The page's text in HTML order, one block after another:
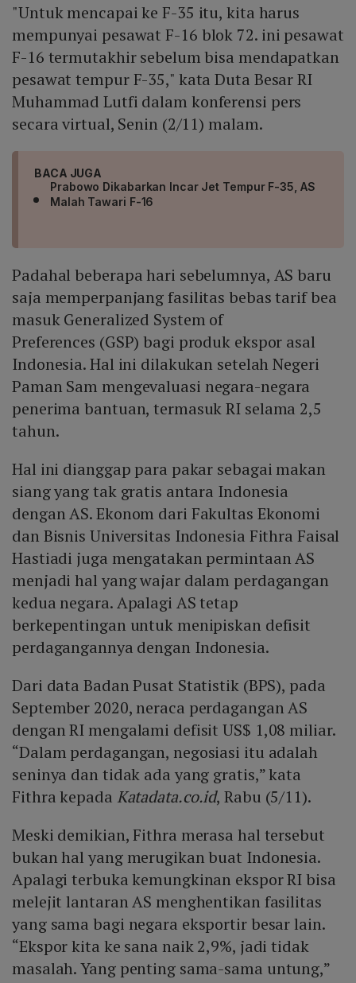
"Untuk mencapai ke F-35 itu, kita harus
mempunyai pesawat F-16 blok 72. ini pesawat
F-16 termutakhir sebelum bisa mendapatkan
pesawat tempur F-35," kata Duta Besar RI
Muhammad Lutfi dalam konferensi pers
secara virtual, Senin (2/11) malam.
BACA JUGA
Prabowo Dikabarkan Incar Jet Tempur F-35, AS
Malah Tawari F-16
Padahal beberapa hari sebelumnya, AS baru
saja memperpanjang fasilitas bebas tarif bea
masuk Generalized System of
Preferences (GSP) bagi produk ekspor asal
Indonesia. Hal ini dilakukan setelah Negeri
Paman Sam mengevaluasi negara-negara
penerima bantuan, termasuk RI selama 2,5
tahun.
Hal ini dianggap para pakar sebagai makan
siang yang tak gratis antara Indonesia
dengan AS. Ekonom dari Fakultas Ekonomi
dan Bisnis Universitas Indonesia Fithra Faisal
Hastiadi juga mengatakan permintaan AS
menjadi hal yang wajar dalam perdagangan
kedua negara. Apalagi AS tetap
berkepentingan untuk menipiskan defisit
perdagangannya dengan Indonesia.
Dari data Badan Pusat Statistik (BPS), pada
September 2020, neraca perdagangan AS
dengan RI mengalami defisit US$ 1,08 miliar.
“Dalam perdagangan, negosiasi itu adalah
seninya dan tidak ada yang gratis,” kata
Fithra kepada Katadata.co.id, Rabu (5/11).
Meski demikian, Fithra merasa hal tersebut
bukan hal yang merugikan buat Indonesia.
Apalagi terbuka kemungkinan ekspor RI bisa
melejit lantaran AS menghentikan fasilitas
yang sama bagi negara eksportir besar lain.
“Ekspor kita ke sana naik 2,9%, jadi tidak
masalah. Yang penting sama-sama untung,”